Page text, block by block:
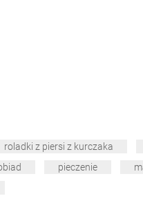
roladki z piersi z kurczaka
pieczenie